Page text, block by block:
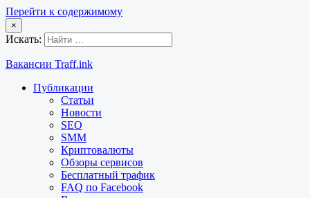
Перейти к содержимому
×
Искать:
Вакансии Traff.ink
Публикации
Статьи
Новости
SEO
SMM
Криптовалюты
Обзоры сервисов
Бесплатный трафик
FAQ по Facebook